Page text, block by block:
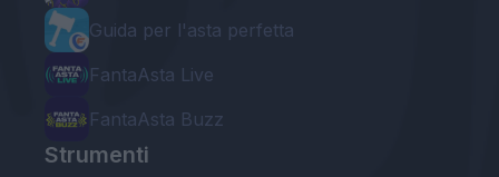
Guida per l'asta perfetta
FantaAsta Live
FantaAsta Buzz
Strumenti